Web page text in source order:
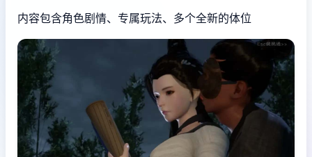
内容包含角色剧情、专属玩法、多个全新的体位